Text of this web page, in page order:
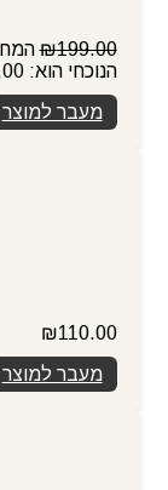
₪199.00
הנוכחי הוא: ₪149.00.
מעבר למוצר
₪110.00
מעבר למוצר